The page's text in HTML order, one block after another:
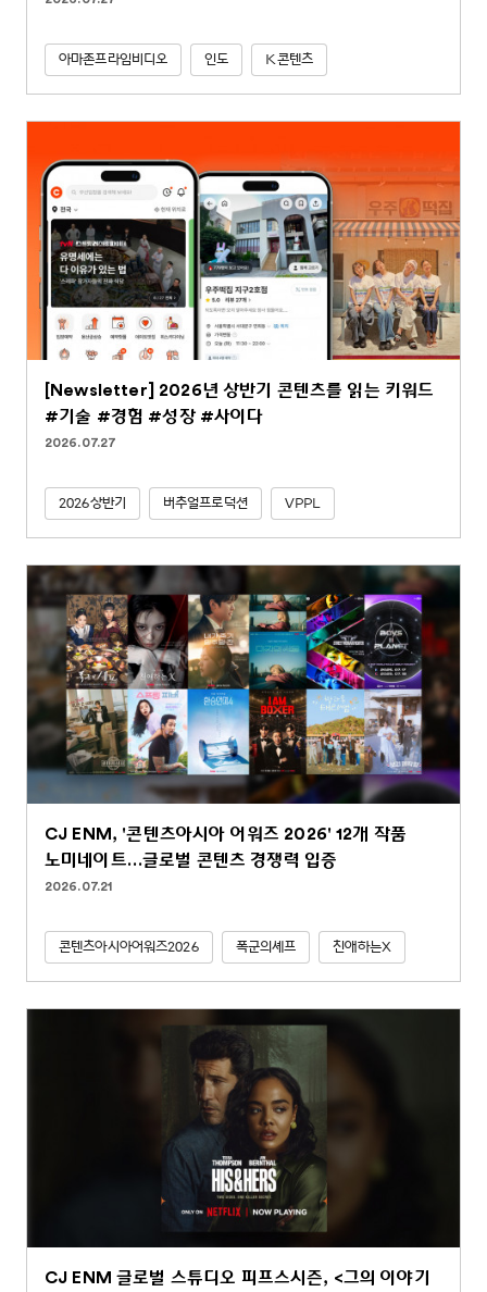
아마존프라임비디오 인도 K콘텐츠
[Newsletter] 2026년 상반기 콘텐츠를 읽는 키워드
#기술 #경험 #성장 #사이다
2026.07.27
2026상반기 버추얼프로덕션 VPPL
CJ ENM, '콘텐츠아시아 어워즈 2026' 12개 작품
노미네이트…글로벌 콘텐츠 경쟁력 입증
2026.07.21
콘텐츠아시아어워즈2026 폭군의셰프 친애하는X
CJ ENM 글로벌 스튜디오 피프스시즌, <그의 이야기